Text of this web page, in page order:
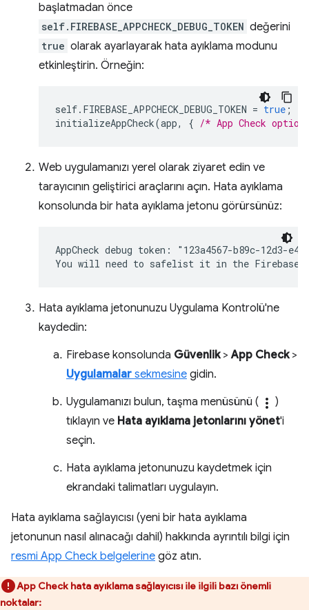
başlatmadan önce
self.FIREBASE_APPCHECK_DEBUG_TOKEN değerini
true olarak ayarlayarak hata ayıklama modunu
etkinleştirin. Örneğin:
self. FIREBASE_APPCHECK_DEBUG_TOKEN = true ;
initializeAppCheck(app, { /* App Check
Web uygulamanızı yerel olarak ziyaret edin ve
tarayıcının geliştirici araçlarını açın. Hata ayıklama
konsolunda bir hata ayıklama jetonu görürsünüz:
AppCheck debug token: "123a4567-b89c-12d3-
Hata ayıklama jetonunuzu Uygulama Kontrolü'ne
kaydedin:
Firebase konsolunda Güvenlik>App Check>
Uygulamalar sekmesine gidin.
Uygulamanızı bulun, taşma menüsünü ( more_vert )
tıklayın ve Hata ayıklama jetonlarını yönet'i
seçin.
Hata ayıklama jetonunuzu kaydetmek için
ekrandaki talimatları uygulayın.
Hata ayıklama sağlayıcısı (yeni bir hata ayıklama
jetonunun nasıl alınacağı dahil) hakkında ayrıntılı bilgi için
resmi App Check belgelerine göz atın.
App Check hata ayıklama sağlayıcısı ile ilgili bazı önemli
noktalar: